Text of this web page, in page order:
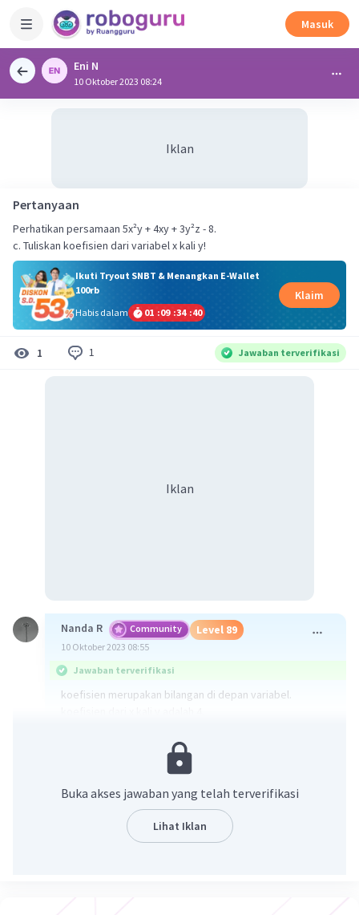
Masuk
Eni N
10 Oktober 2023 08:24
Iklan
Pertanyaan
Perhatikan persamaan 5x²y + 4xy + 3y²z - 8.
c. Tuliskan koefisien dari variabel x kali y!
Ikuti Tryout SNBT & Menangkan E-Wallet
100rb
Habis dalam
01 :09 :34 :39
Klaim
1 1 Jawaban terverifikasi
Iklan
Nanda R Community Level 89
10 Oktober 2023 08:55
Jawaban terverifikasi
koefisien merupakan bilangan di depan variabel.
Buka akses jawaban yang telah terverifikasi
Lihat Iklan